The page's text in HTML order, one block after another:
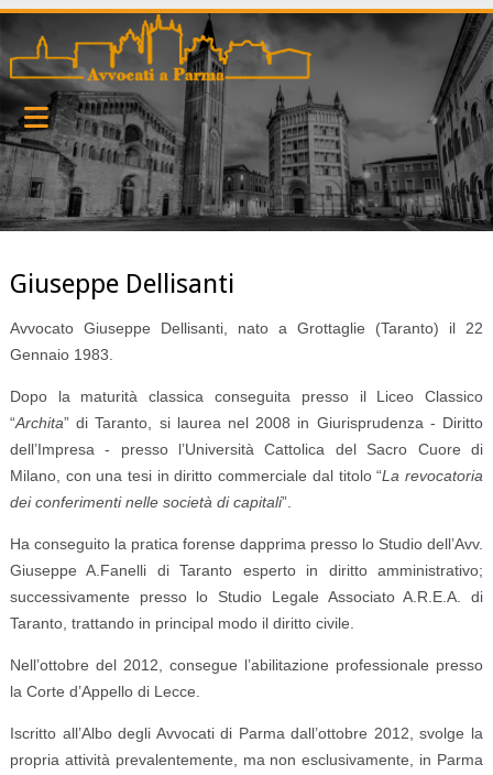
Giuseppe Dellisanti
Avvocato Giuseppe Dellisanti, nato a Grottaglie (Taranto) il 22
Gennaio 1983.
Dopo la maturità classica conseguita presso il Liceo Classico
“Archita” di Taranto, si laurea nel 2008 in Giurisprudenza - Diritto
dell’Impresa - presso l’Università Cattolica del Sacro Cuore di
Milano, con una tesi in diritto commerciale dal titolo “La revocatoria
dei conferimenti nelle società di capitali”.
Ha conseguito la pratica forense dapprima presso lo Studio dell’Avv.
Giuseppe A.Fanelli di Taranto esperto in diritto amministrativo;
successivamente presso lo Studio Legale Associato A.R.E.A. di
Taranto, trattando in principal modo il diritto civile.
Nell’ottobre del 2012, consegue l’abilitazione professionale presso
la Corte d’Appello di Lecce.
Iscritto all’Albo degli Avvocati di Parma dall’ottobre 2012, svolge la
propria attività prevalentemente, ma non esclusivamente, in Parma